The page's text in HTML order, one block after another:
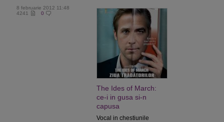
8 februarie 2012 11:48
4241
0
The Ides of March:
ce-i in gusa si-n
capusa
Vocal in chestiunile